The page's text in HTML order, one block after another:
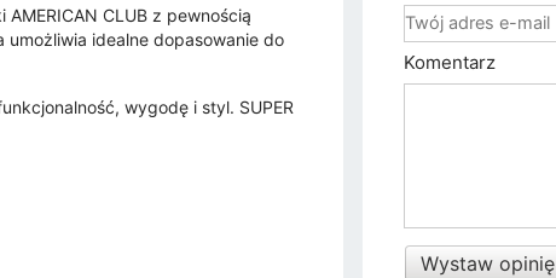
CLUB z pewnością
umożliwia idealne dopasowanie do
wygodę i styl. SUPER
Komentarz
Wystaw opinię